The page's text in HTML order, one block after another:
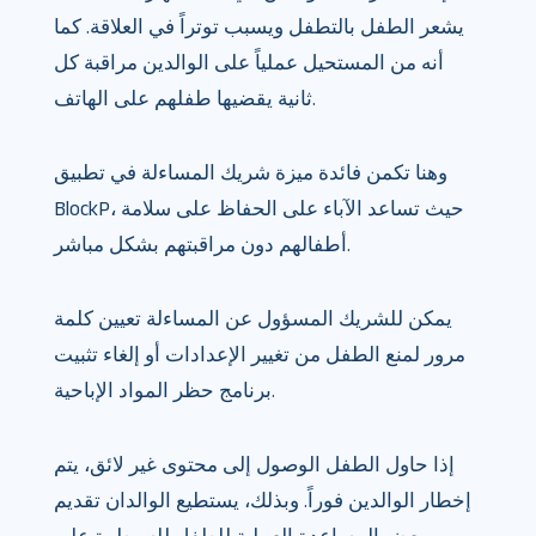
يشعر الطفل بالتطفل ويسبب توتراً في العلاقة. كما
أنه من المستحيل عملياً على الوالدين مراقبة كل
ثانية يقضيها طفلهم على الهاتف.
وهنا تكمن فائدة ميزة شريك المساءلة في تطبيق
BlockP، حيث تساعد الآباء على الحفاظ على سلامة
أطفالهم دون مراقبتهم بشكل مباشر.
يمكن للشريك المسؤول عن المساءلة تعيين كلمة
مرور لمنع الطفل من تغيير الإعدادات أو إلغاء تثبيت
برنامج حظر المواد الإباحية.
إذا حاول الطفل الوصول إلى محتوى غير لائق، يتم
إخطار الوالدين فوراً. وبذلك، يستطيع الوالدان تقديم